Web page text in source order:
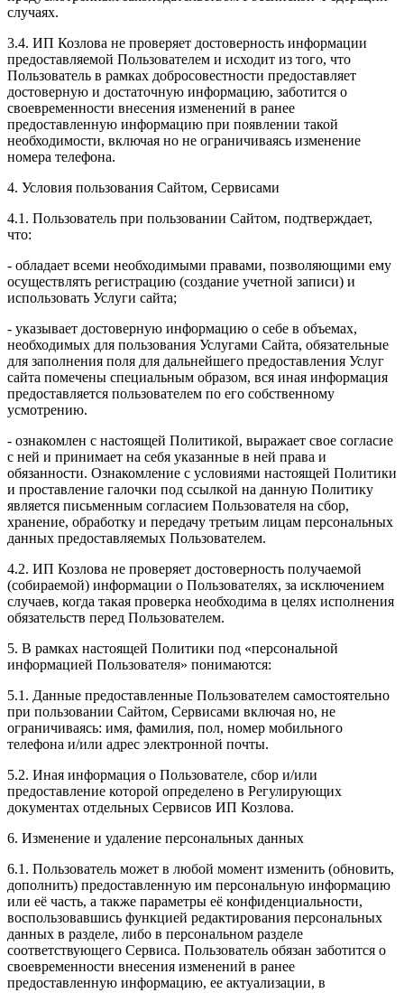
случаях.
3.4. ИП Козлова не проверяет достоверность информации
предоставляемой Пользователем и исходит из того, что
Пользователь в рамках добросовестности предоставляет
достоверную и достаточную информацию, заботится о
своевременности внесения изменений в ранее
предоставленную информацию при появлении такой
необходимости, включая но не ограничиваясь изменение
номера телефона.
4. Условия пользования Сайтом, Сервисами
4.1. Пользователь при пользовании Сайтом, подтверждает,
что:
- обладает всеми необходимыми правами, позволяющими ему
осуществлять регистрацию (создание учетной записи) и
использовать Услуги сайта;
- указывает достоверную информацию о себе в объемах,
необходимых для пользования Услугами Сайта, обязательные
для заполнения поля для дальнейшего предоставления Услуг
сайта помечены специальным образом, вся иная информация
предоставляется пользователем по его собственному
усмотрению.
- ознакомлен с настоящей Политикой, выражает свое согласие
с ней и принимает на себя указанные в ней права и
обязанности. Ознакомление с условиями настоящей Политики
и проставление галочки под ссылкой на данную Политику
является письменным согласием Пользователя на сбор,
хранение, обработку и передачу третьим лицам персональных
данных предоставляемых Пользователем.
4.2. ИП Козлова не проверяет достоверность получаемой
(собираемой) информации о Пользователях, за исключением
случаев, когда такая проверка необходима в целях исполнения
обязательств перед Пользователем.
5. В рамках настоящей Политики под «персональной
информацией Пользователя» понимаются:
5.1. Данные предоставленные Пользователем самостоятельно
при пользовании Сайтом, Сервисами включая но, не
ограничиваясь: имя, фамилия, пол, номер мобильного
телефона и/или адрес электронной почты.
5.2. Иная информация о Пользователе, сбор и/или
предоставление которой определено в Регулирующих
документах отдельных Сервисов ИП Козлова.
6. Изменение и удаление персональных данных
6.1. Пользователь может в любой момент изменить (обновить,
дополнить) предоставленную им персональную информацию
или её часть, а также параметры её конфиденциальности,
воспользовавшись функцией редактирования персональных
данных в разделе, либо в персональном разделе
соответствующего Сервиса. Пользователь обязан заботится о
своевременности внесения изменений в ранее
предоставленную информацию, ее актуализации, в